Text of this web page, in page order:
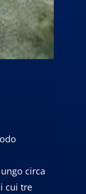
circa
cui tre